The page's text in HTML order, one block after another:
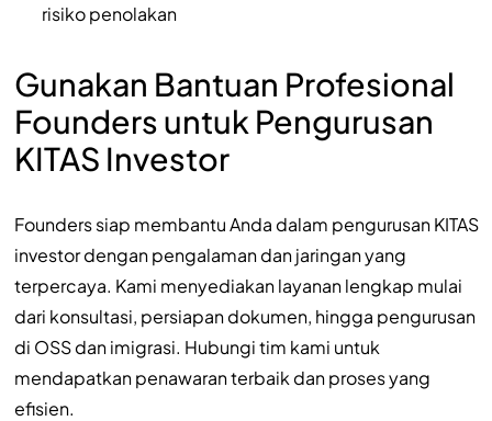
risiko penolakan
Gunakan Bantuan Profesional
Founders untuk Pengurusan
KITAS Investor
Founders siap membantu Anda dalam pengurusan KITAS
investor dengan pengalaman dan jaringan yang
terpercaya. Kami menyediakan layanan lengkap mulai
dari konsultasi, persiapan dokumen, hingga pengurusan
di OSS dan imigrasi. Hubungi tim kami untuk
mendapatkan penawaran terbaik dan proses yang
efisien.